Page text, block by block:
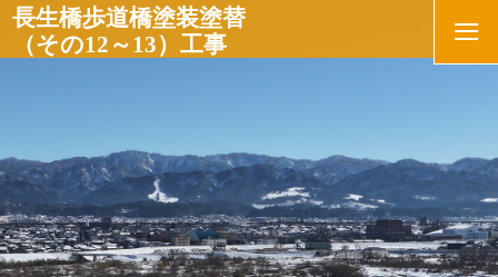
≡
長生橋歩道橋塗装塗替
（その12～13）工事